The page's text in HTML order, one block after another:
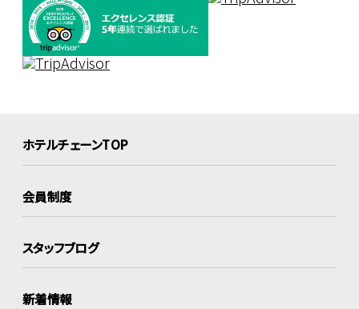
ホテルチェーンTOP
会員制度
スタッフブログ
新着情報